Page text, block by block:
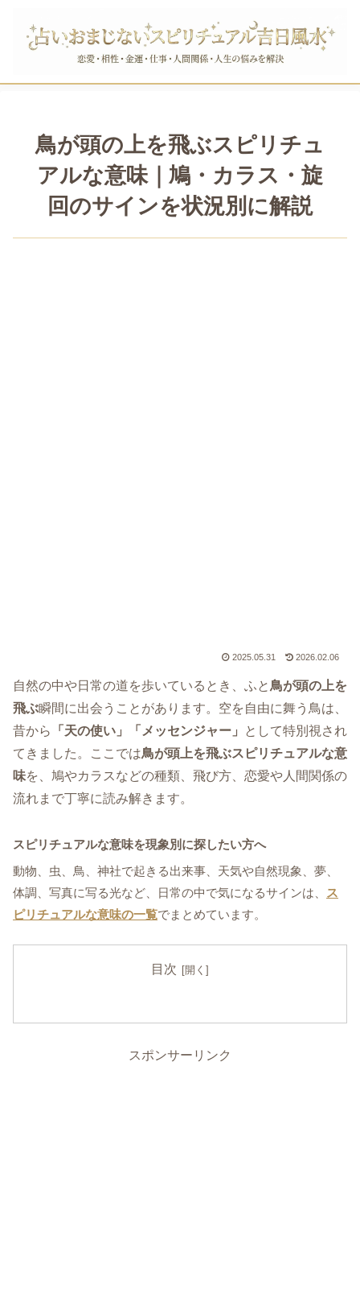
鳥が頭の上を飛ぶスピリチュ
アルな意味｜鳩・カラス・旋
回のサインを状況別に解説
2025.05.31 2026.02.06
自然の中や日常の道を歩いているとき、ふと 鳥が頭の上を
飛ぶ瞬間に出会うことがあります。空を自由に舞う鳥は、
昔から
「天の使い」「メッセンジャー」
として特別視され
てきました。ここでは鳥が頭上を飛ぶスピリチュアルな意
味を、鳩やカラスなどの種類、飛び方、恋愛や人間関係の
流れまで丁寧に読み解きます。
スピリチュアルな意味を現象別に探したい方へ
動物、虫、鳥、神社で起きる出来事、天気や自然現象、夢、
体調、写真に写る光など、日常の中で気になるサインは、
ス
ピリチュアルな意味の一覧でまとめています。
目次
スポンサーリンク